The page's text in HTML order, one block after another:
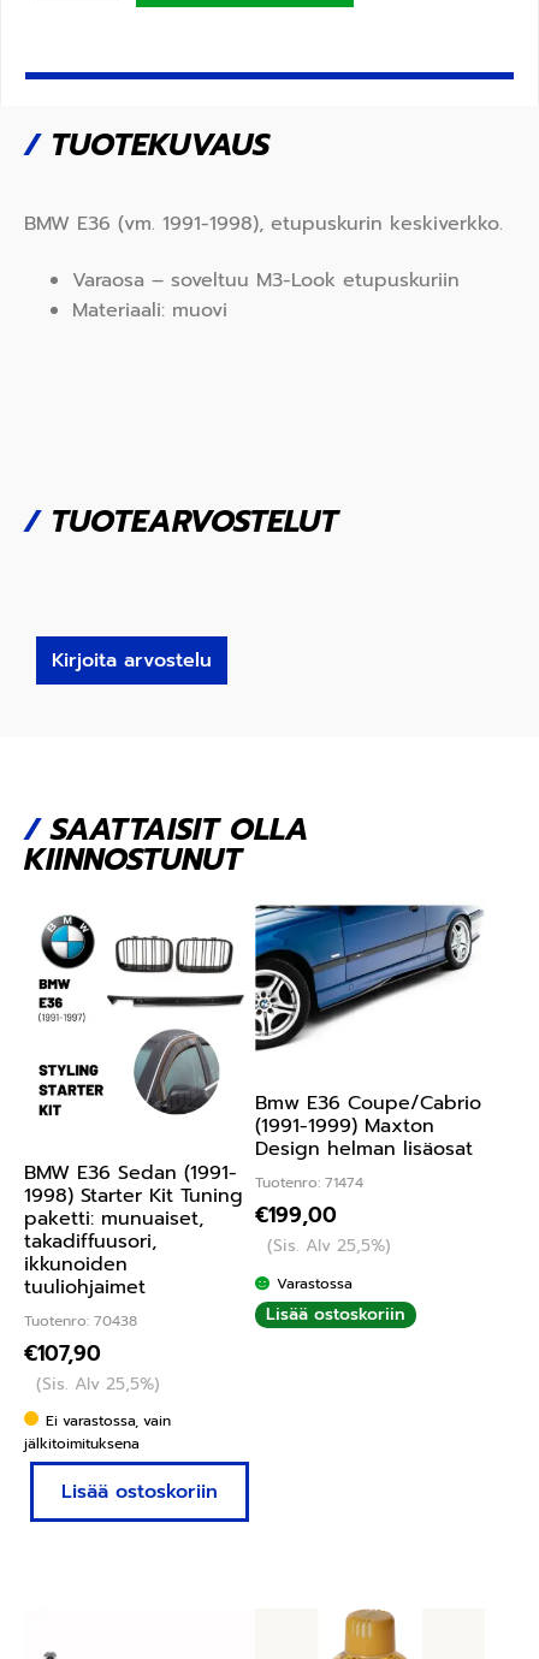
/TUOTEKUVAUS
BMW E36 (vm. 1991-1998), etupuskurin keskiverkko.
Varaosa – soveltuu M3-Look etupuskuriin
Materiaali: muovi
/TUOTEARVOSTELUT
Kirjoita arvostelu
/SAATTAISIT OLLA
KIINNOSTUNUT
BMW E36 Sedan (1991-
1998) Starter Kit Tuning
paketti: munuaiset,
takadiffuusori,
ikkunoiden
tuuliohjaimet
Tuotenro: 70438
€107,90
(Sis. Alv 25,5%)
Ei varastossa, vain
jälkitoimituksena
Lisää ostoskoriin
Bmw E36 Coupe/Cabrio
(1991-1999) Maxton
Design helman lisäosat
Tuotenro: 71474
€199,00
(Sis. Alv 25,5%)
Varastossa
Lisää ostoskoriin